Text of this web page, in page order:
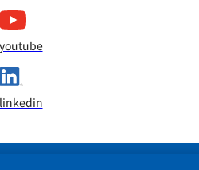
youtube
linkedin